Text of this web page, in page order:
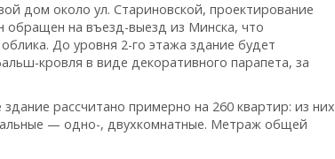
дом около ул. Стариновской, проектирование
на въезд-выезд из Минска, что
До уровня 2-го этажа здание будет
кровля в виде декоративного парапета, за
рассчитано примерно на 260 квартир: из них
— одно-, двухкомнатные. Метраж общей